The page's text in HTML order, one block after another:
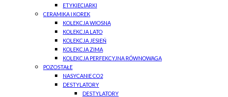
ETYKIECIARKI
CERAMIKA I KOREK
KOLEKCJA WIOSNA
KOLEKCJA LATO
KOLEKCJA JESIEŃ
KOLEKCJA ZIMA
KOLEKCJA PERFEKCYJNA RÓWNOWAGA
POZOSTAŁE
NASYCANIE CO2
DESTYLATORY
DESTYLATORY